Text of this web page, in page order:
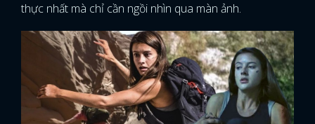
thực nhất mà chỉ cần ngồi nhìn qua màn ảnh.